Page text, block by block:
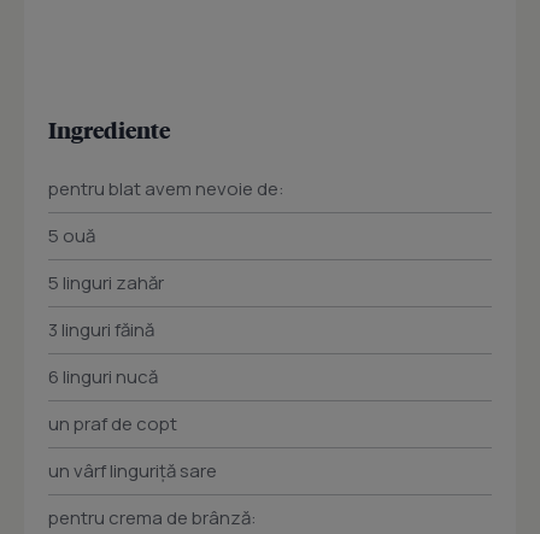
Ingrediente
pentru blat avem nevoie de:
5 ouă
5 linguri zahăr
3 linguri făină
6 linguri nucă
un praf de copt
un vârf linguriţă sare
pentru crema de brânză: